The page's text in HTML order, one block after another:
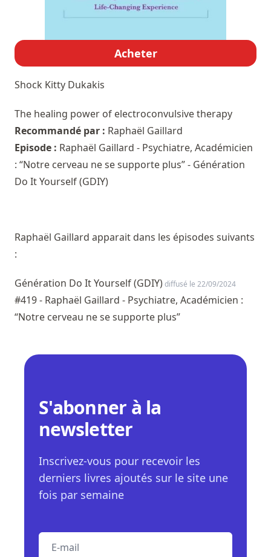
Acheter
Shock Kitty Dukakis
The healing power of electroconvulsive therapy
Recommandé par : Raphaël Gaillard
Episode : Raphaël Gaillard - Psychiatre, Académicien
: “Notre cerveau ne se supporte plus” - Génération
Do It Yourself (GDIY)
Raphaël Gaillard apparait dans les épisodes suivants
:
Génération Do It Yourself (GDIY)diffusé le 22/09/2024
#419 - Raphaël Gaillard - Psychiatre, Académicien :
“Notre cerveau ne se supporte plus”
S'abonner à la
newsletter
Inscrivez-vous pour recevoir les
derniers livres ajoutés sur le site une
fois par semaine